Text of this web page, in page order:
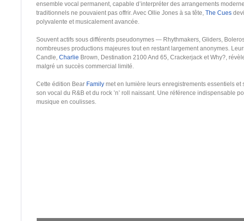
ensemble vocal permanent, capable d’interpréter des arrangements
traditionnels ne pouvaient pas offrir. Avec Ollie Jones à sa tête, The Cues
polyvalente et musicalement avancée.
Souvent actifs sous différents pseudonymes — Rhythmakers, Gliders,
nombreuses productions majeures tout en restant largement anonymes.
Candle, Charlie Brown, Destination 2100 And 65, Crackerjack et Why?,
malgré un succès commercial limité.
Cette édition Bear Family met en lumière leurs enregistrements essentiels
son vocal du R&B et du rock ’n’ roll naissant. Une référence indispensable
musique en coulisses.